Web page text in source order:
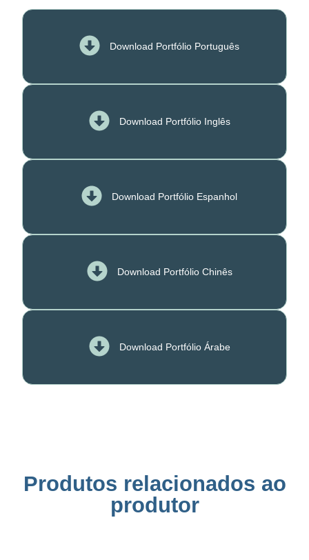
Download Portfólio Português
Download Portfólio Inglês
Download Portfólio Espanhol
Download Portfólio Chinês
Download Portfólio Árabe
Produtos relacionados ao
produtor